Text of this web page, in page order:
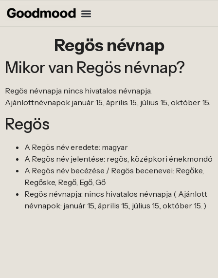
Regös névnap
Mikor van Regös névnap?
Regös névnapja nincs hivatalos névnapja.
Ajánlottnévnapok január 15., április 15., július 15., október 15.
Regös
A Regös név eredete: magyar
A Regös név jelentése: regös, középkori énekmondó
A Regös név becézése / Regös becenevei: Regőke,
Regőske, Regő, Egő, Gő
Regös névnapja: nincs hivatalos névnapja ( Ajánlott
névnapok: január 15., április 15., július 15., október 15. )